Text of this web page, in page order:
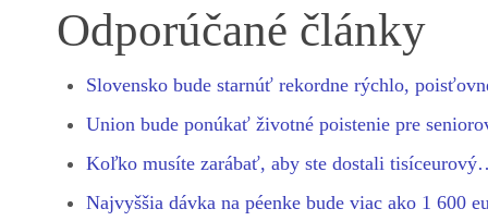
bo
ok
se
ng
er
ts
A
pp
gr
a
m
ed
In
re
Odporúčané články
Slovensko bude starnúť rekordne rýchlo,
Union bude ponúkať životné poistenie pre
Koľko musíte zarábať, aby ste dostali
Najvyššia dávka na péenke bude viac ako 1 600